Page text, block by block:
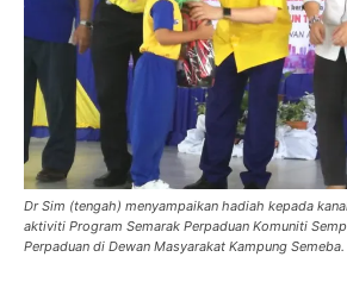
Dr Sim (tengah) menyampaikan hadiah kepada
aktiviti Program Semarak Perpaduan Komuniti
Perpaduan di Dewan Masyarakat Kampung Semeba.